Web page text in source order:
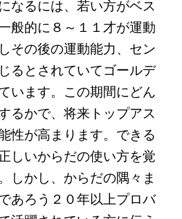
なるには、若い方がベス
般的に８～１１才が運動
その後の運動能力、セン
るとされていてゴールデ
います。この期間にどん
るかで、将来トップアス
性が高まります。できる
しいからだの使い方を覚
しかし、からだの隅々ま
あろう２０年以上プロバ